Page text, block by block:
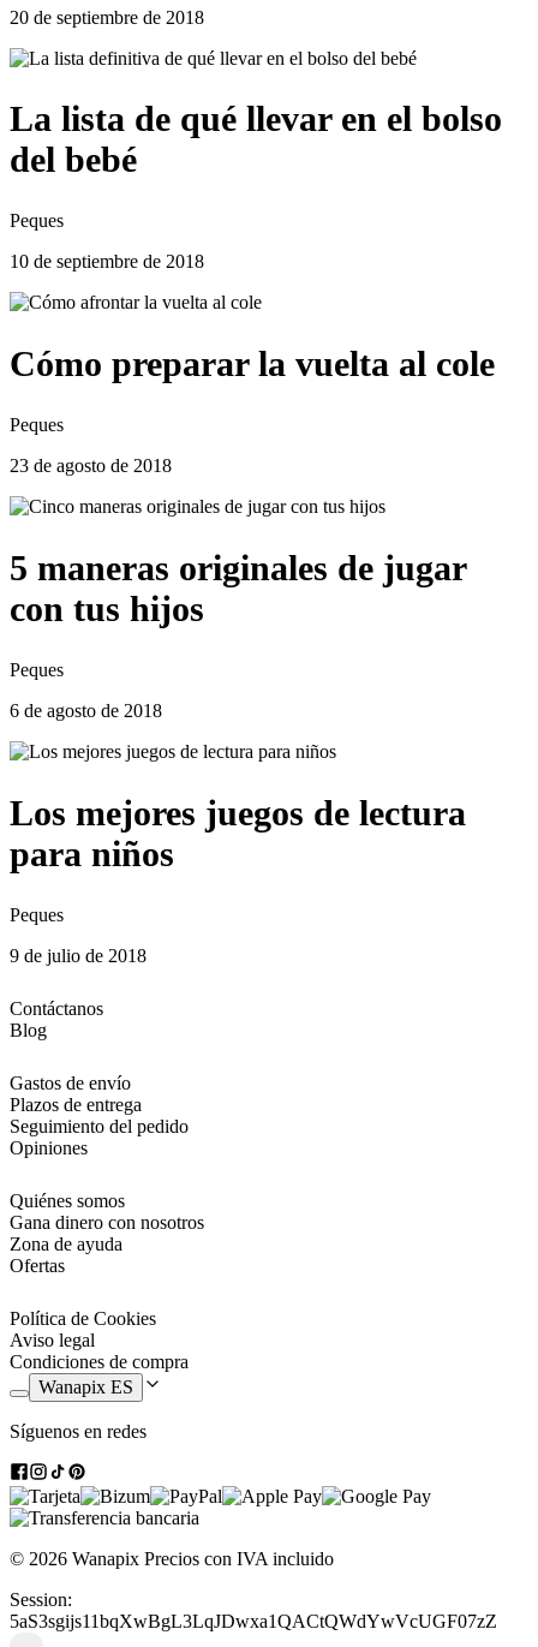
20 de septiembre de 2018
La lista de qué llevar en el bolso
del bebé
Peques
10 de septiembre de 2018
Cómo preparar la vuelta al cole
Peques
23 de agosto de 2018
5 maneras originales de jugar
con tus hijos
Peques
6 de agosto de 2018
Los mejores juegos de lectura
para niños
Peques
9 de julio de 2018
Contáctanos
Blog
Gastos de envío
Plazos de entrega
Seguimiento del pedido
Opiniones
Quiénes somos
Gana dinero con nosotros
Zona de ayuda
Ofertas
Política de Cookies
Aviso legal
Condiciones de compra
Wanapix ES
Síguenos en redes
© 2026 Wanapix Precios con IVA incluido
Session:
5aS3sgijs11bqXwBgL3LqJDwxa1QACtQWdYwVcUGF07zZ